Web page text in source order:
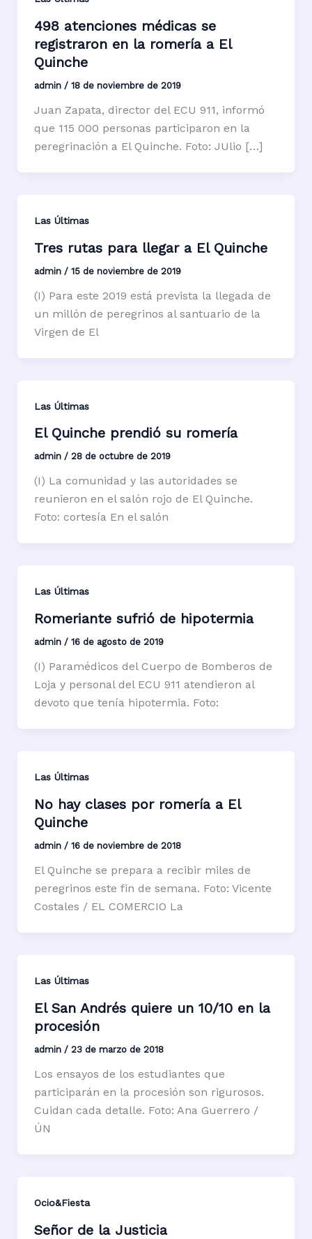
498 atenciones médicas se
registraron en la romería a El
Quinche
admin / 18 de noviembre de 2019
Juan Zapata, director del ECU 911, informó
que 115 000 personas participaron en la
peregrinación a El Quinche. Foto: JUlio […]
Las Últimas
Tres rutas para llegar a El Quinche
admin / 15 de noviembre de 2019
(I) Para este 2019 está prevista la llegada de
un millón de peregrinos al santuario de la
Virgen de El
Las Últimas
El Quinche prendió su romería
admin / 28 de octubre de 2019
(I) La comunidad y las autoridades se
reunieron en el salón rojo de El Quinche.
Foto: cortesía En el salón
Las Últimas
Romeriante sufrió de hipotermia
admin / 16 de agosto de 2019
(I) Paramédicos del Cuerpo de Bomberos de
Loja y personal del ECU 911 atendieron al
devoto que tenía hipotermia. Foto:
Las Últimas
No hay clases por romería a El
Quinche
admin / 16 de noviembre de 2018
El Quinche se prepara a recibir miles de
peregrinos este fin de semana. Foto: Vicente
Costales / EL COMERCIO La
Las Últimas
El San Andrés quiere un 10/10 en la
procesión
admin / 23 de marzo de 2018
Los ensayos de los estudiantes que
participarán en la procesión son rigurosos.
Cuidan cada detalle. Foto: Ana Guerrero /
ÚN
Ocio&Fiesta
Señor de la Justicia